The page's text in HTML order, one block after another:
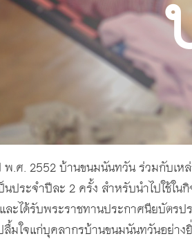
พ.ศ. 2552 บ้านขนมนันทวัน ร่วมกับเห
นประจำปีละ 2 ครั้ง สำหรับนำไปใช้ใ
ละได้รับพระราชทานประกาศนียบัตร
มใจแก่บุคลากรบ้านขนมนันทวันอย่าง